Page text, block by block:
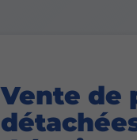
Vente de